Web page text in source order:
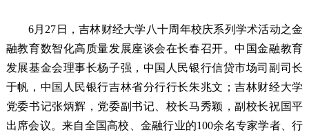
6月27日，吉林财经大学八十周年校庆系列学术活动之金
融教育数智化高质量发展座谈会在长春召开。中国金融教育
发展基金会理事长杨子强，中国人民银行信贷市场司副司长
于帆，中国人民银行吉林省分行行长朱兆文；吉林财经大学
党委书记张炳辉，党委副书记、校长马秀颖，副校长祝国平
出席会议。来自全国高校、金融行业的100余名专家学者、行